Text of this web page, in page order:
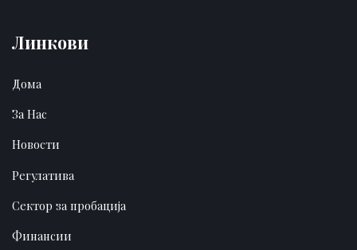
Линкови
Дома
За Нас
Новости
Регулатива
Сектор за пробација
Финансии